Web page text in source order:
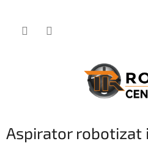
conținut
Aspirator robotizat